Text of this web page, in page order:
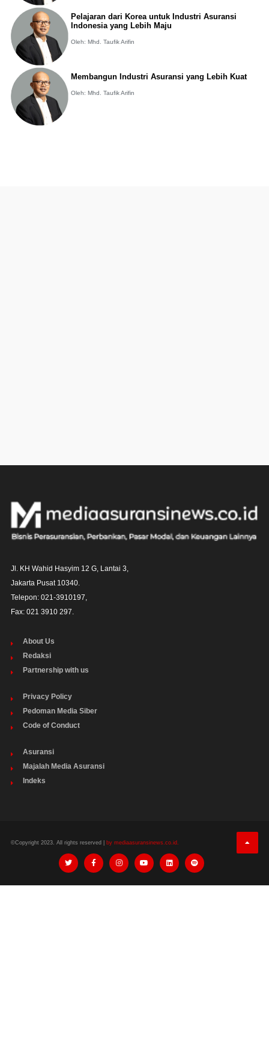
Pelajaran dari Korea untuk Industri Asuransi
Indonesia yang Lebih Maju
Oleh: Mhd. Taufik Arifin
Membangun Industri Asuransi yang Lebih Kuat
Oleh: Mhd. Taufik Arifin
Jl. KH Wahid Hasyim 12 G, Lantai 3,
Jakarta Pusat 10340.
Telepon: 021-3910197,
Fax: 021 3910 297.
About Us
Redaksi
Partnership with us
Privacy Policy
Pedoman Media Siber
Code of Conduct
Asuransi
Majalah Media Asuransi
Indeks
©Copyright 2023. All rights reserved | by mediaasuransinews.co.id.